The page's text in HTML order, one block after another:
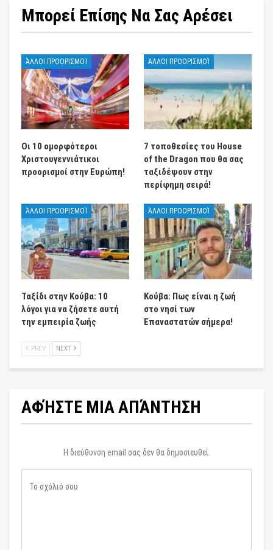
Μπορεί Επίσης Να Σας Αρέσει
ΆΛΛΟΙ ΠΡΟΟΡΙΣΜΟΊ
Οι 10 ομορφότεροι
Χριστουγεννιάτικοι
προορισμοί στην Ευρώπη!
ΆΛΛΟΙ ΠΡΟΟΡΙΣΜΟΊ
7 τοποθεσίες του House
of the Dragon που θα σας
ταξιδέψουν στην
περίφημη σειρά!
ΆΛΛΟΙ ΠΡΟΟΡΙΣΜΟΊ
Ταξίδι στην Κούβα: 10
λόγοι για να ζήσετε αυτή
την εμπειρία ζωής
ΆΛΛΟΙ ΠΡΟΟΡΙΣΜΟΊ
Κούβα: Πως είναι η ζωή
στο νησί των
Επαναστατών σήμερα!
PREV NEXT
ΑΦΉΣΤΕ ΜΙΑ ΑΠΆΝΤΗΣΗ
Η διεύθυνση email σας δεν θα δημοσιευθεί.